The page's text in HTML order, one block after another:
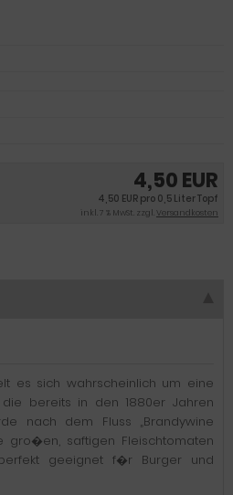
4,50 EUR
4,50 EUR pro 0,5 Liter Topf
inkl. 7 % MwSt. zzgl.Versandkosten
es sich wahrscheinlich um eine
bereits in den 1880er Jahren
nach dem Fluss „Brandywine
gro�en, saftigen Fleischtomaten
geeignet f�r Burger und